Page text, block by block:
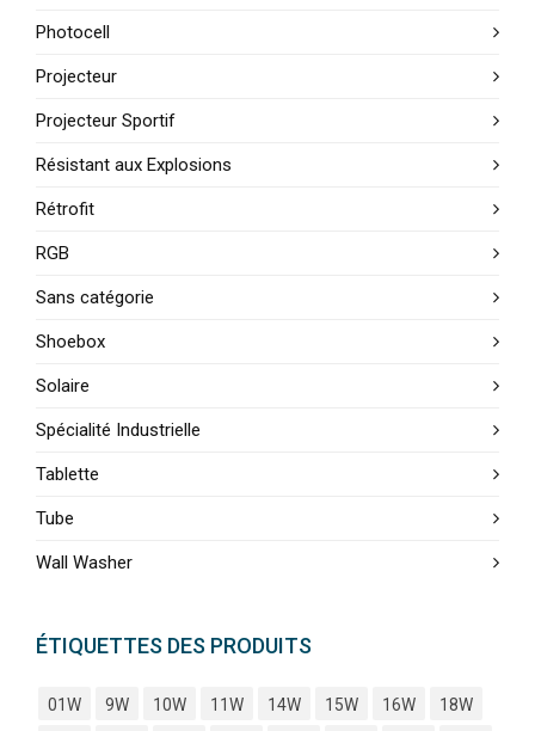
Photocell
Projecteur
Projecteur Sportif
Résistant aux Explosions
Rétrofit
RGB
Sans catégorie
Shoebox
Solaire
Spécialité Industrielle
Tablette
Tube
Wall Washer
ÉTIQUETTES DES PRODUITS
01W 9W 10W 11W 14W 15W 16W
18W